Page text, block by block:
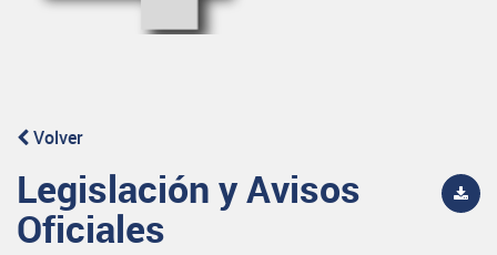
Volver
Legislación y Avisos
Oficiales